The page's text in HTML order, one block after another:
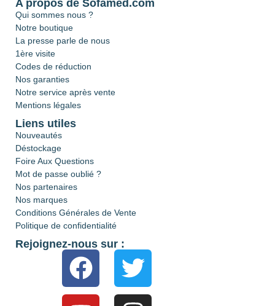
A propos de Sofamed.com
Qui sommes nous ?
Notre boutique
La presse parle de nous
1ère visite
Codes de réduction
Nos garanties
Notre service après vente
Mentions légales
Liens utiles
Nouveautés
Déstockage
Foire Aux Questions
Mot de passe oublié ?
Nos partenaires
Nos marques
Conditions Générales de Vente
Politique de confidentialité
Rejoignez-nous sur :